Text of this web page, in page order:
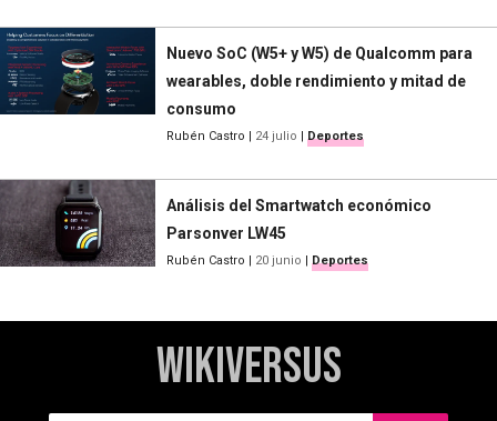
Nuevo SoC (W5+ y W5) de Qualcomm para
wearables, doble rendimiento y mitad de
consumo
Rubén Castro | 24 julio | Deportes
Análisis del Smartwatch económico
Parsonver LW45
Rubén Castro | 20 junio | Deportes
WikiVersus